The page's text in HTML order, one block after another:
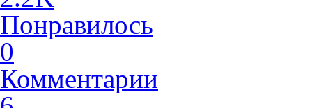
Понравилось
0
Комментарии